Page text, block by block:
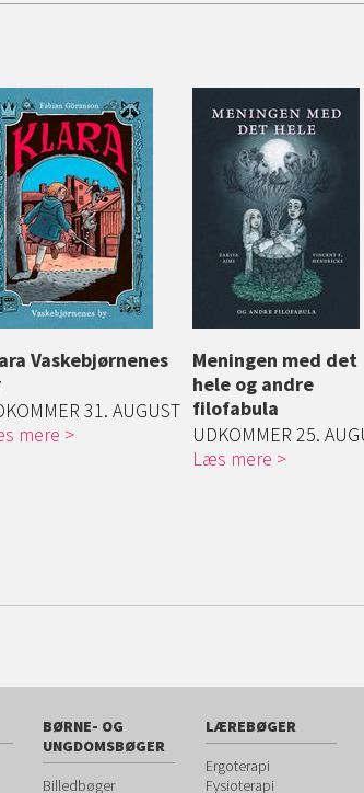
Vaskebjørnenes
31. AUGUST
mere
Meningen med det
hele og andre
filofabula
UDKOMMER 25.
Læs mere
BØRNE- OG
UNGDOMSBØGER
Billedbøger
LÆREBØGER
Ergoterapi
Fysioterapi